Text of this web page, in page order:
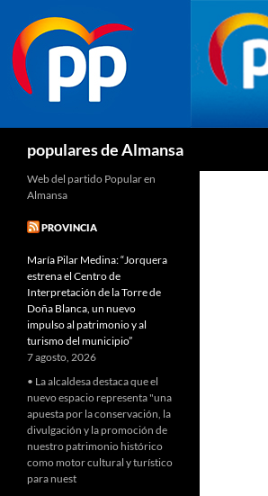
populares de Almansa
Web del partido Popular en
Almansa
PROVINCIA
María Pilar Medina: “Jorquera
estrena el Centro de
Interpretación de la Torre de
Doña Blanca, un nuevo
impulso al patrimonio y al
turismo del municipio”
7 agosto, 2026
• La alcaldesa destaca que el
nuevo espacio representa "una
apuesta por la conservación, la
divulgación y la promoción de
nuestro patrimonio histórico
como motor cultural y turístico
para nuest